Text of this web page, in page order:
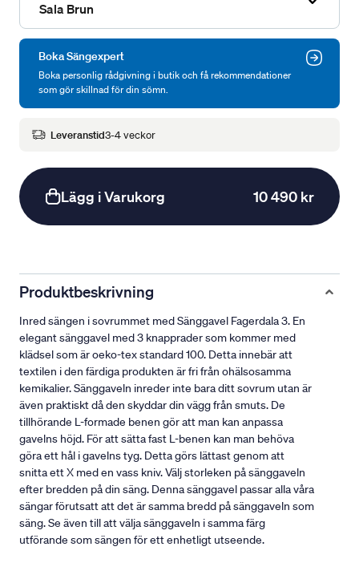
Sala Brun
Boka Sängexpert
Boka personlig rådgivning i butik och få rekommendationer
som gör skillnad för din sömn.
Leveranstid3-4 veckor
Lägg i Varukorg 10 490 kr
Produktbeskrivning
Inred sängen i sovrummet med Sänggavel Fagerdala 3. En
elegant sänggavel med 3 knapprader som kommer med
klädsel som är oeko-tex standard 100. Detta innebär att
textilen i den färdiga produkten är fri från ohälsosamma
kemikalier. Sänggaveln inreder inte bara ditt sovrum utan är
även praktiskt då den skyddar din vägg från smuts. De
tillhörande L-formade benen gör att man kan anpassa
gavelns höjd. För att sätta fast L-benen kan man behöva
göra ett hål i gavelns tyg. Detta görs lättast genom att
snitta ett X med en vass kniv. Välj storleken på sänggaveln
efter bredden på din säng. Denna sänggavel passar alla våra
sängar förutsatt att det är samma bredd på sänggaveln som
säng. Se även till att välja sänggaveln i samma färg
utförande som sängen för ett enhetligt utseende.